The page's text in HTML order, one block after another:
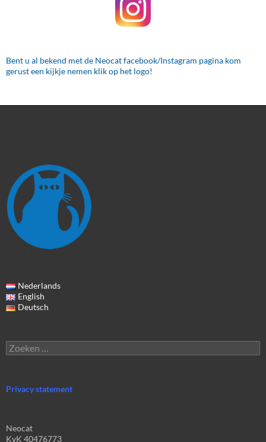
Bent u al bekend met de Neocat facebook/Instagram pagina kom
gerust een kijkje nemen klik op het logo!
Nederlands
English
Deutsch
Zoeken
naar:
Privacy statement
Neocat
KvK 40476773